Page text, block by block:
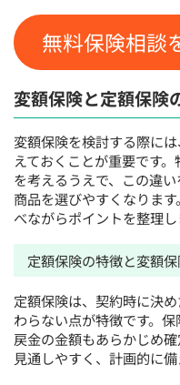
無料保険相談
変額保険と定額保険
変額保険を検討する際に
えておくことが重要です
を考えるうえで、この違
商品を選びやすくなりま
べながらポイントを整理し
定額保険の特徴と変額
定額保険は、契約時に決
わらない点が特徴です。
戻金の金額もあらかじめ
見通しやすく、計画的に